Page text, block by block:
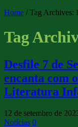
Home / Tag Archives:
Tag
Desfile 7 de
encanta com
Literatura
12 de setembro de
Notícias 0